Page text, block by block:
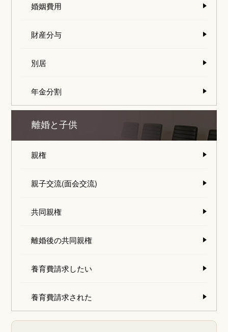
婚姻費用
財産分与
別居
年金分割
離婚と子供
親権
親子交流(面会交流)
共同親権
離婚後の共同親権
養育費請求したい
養育費請求された